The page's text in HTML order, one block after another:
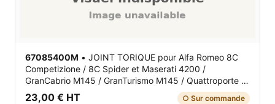
67085400M • JOINT TORIQUE pour Alfa Romeo 8C
Competizione / 8C Spider et Maserati 4200 /
GranCabrio M145 / GranTurismo M145 / Quattroporte V
M139
23,00 € HT ○ Sur commande